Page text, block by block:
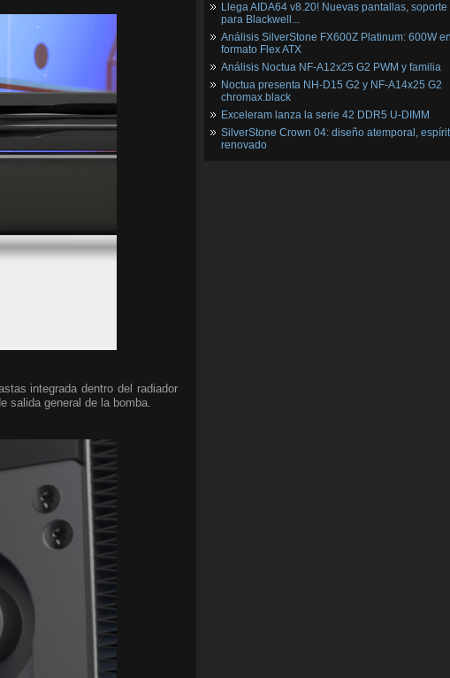
integrada dentro del radiador
salida general de la bomba.
Llega AIDA64 v8.20! Nuevas pantallas, soporte
para Blackwell...
Análisis SilverStone FX600Z Platinum: 600W
formato Flex ATX
Análisis Noctua NF-A12x25 G2 PWM y familia
Noctua presenta NH-D15 G2 y NF-A14x25 G2
chromax.black
Exceleram lanza la serie 42 DDR5 U-DIMM
SilverStone Crown 04: diseño atemporal,
renovado